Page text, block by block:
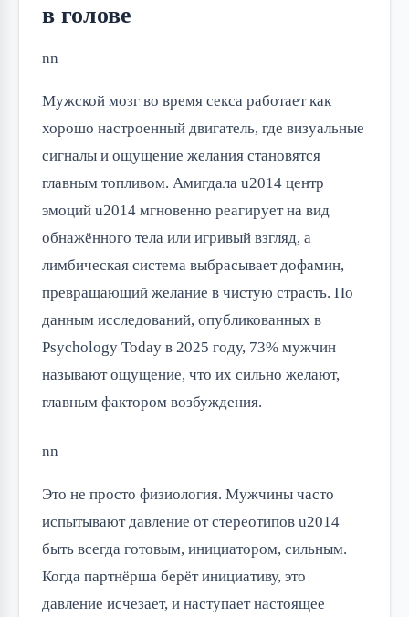
в голове
nn
Мужской мозг во время секса работает как
хорошо настроенный двигатель, где визуальные
сигналы и ощущение желания становятся
главным топливом. Амигдала u2014 центр
эмоций u2014 мгновенно реагирует на вид
обнажённого тела или игривый взгляд, а
лимбическая система выбрасывает дофамин,
превращающий желание в чистую страсть. По
данным исследований, опубликованных в
Psychology Today в 2025 году, 73% мужчин
называют ощущение, что их сильно желают,
главным фактором возбуждения.
nn
Это не просто физиология. Мужчины часто
испытывают давление от стереотипов u2014
быть всегда готовым, инициатором, сильным.
Когда партнёрша берёт инициативу, это
давление исчезает, и наступает настоящее